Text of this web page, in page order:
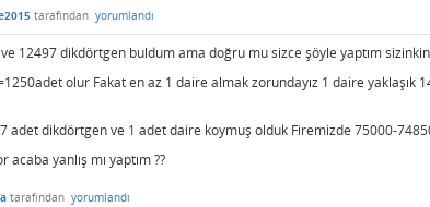
tarafından yorumlandı
12497 dikdörtgen buldum ama doğru mu sizce şöyle yaptım
olur Fakat en az 1 daire almak zorundayız 1 daire yaklaşık
adet dikdörtgen ve 1 adet daire koymuş olduk Firemizde 75000-
yanlış mı yaptım ??
tarafından yorumlandı